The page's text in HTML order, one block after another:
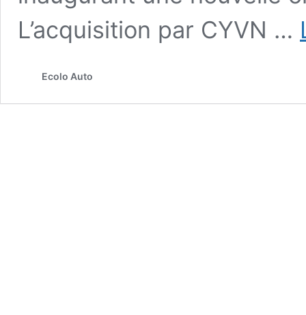
L’acquisition par CYVN …
Ecolo Auto